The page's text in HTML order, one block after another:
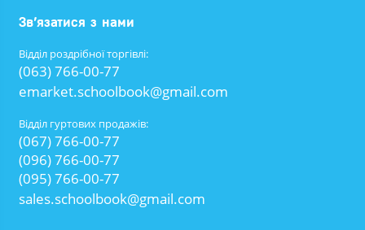
Зв’язатися з нами
Відділ роздрібної торгівлі:
(063) 766-00-77
emarket.schoolbook@gmail.com
Відділ гуртових продажів:
(067) 766-00-77
(096) 766-00-77
(095) 766-00-77
sales.schoolbook@gmail.com